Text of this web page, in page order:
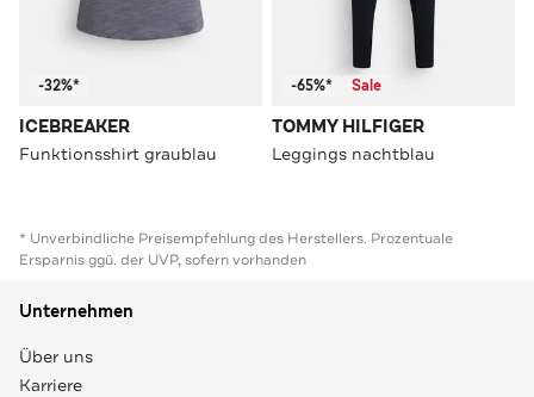
-32%*
ICEBREAKER
Funktionsshirt graublau
-65%* Sale
TOMMY HILFIGER
Leggings nachtblau
* Unverbindliche Preisempfehlung des Herstellers. Prozentuale
Ersparnis ggü. der UVP, sofern vorhanden
Unternehmen
Über uns
Karriere